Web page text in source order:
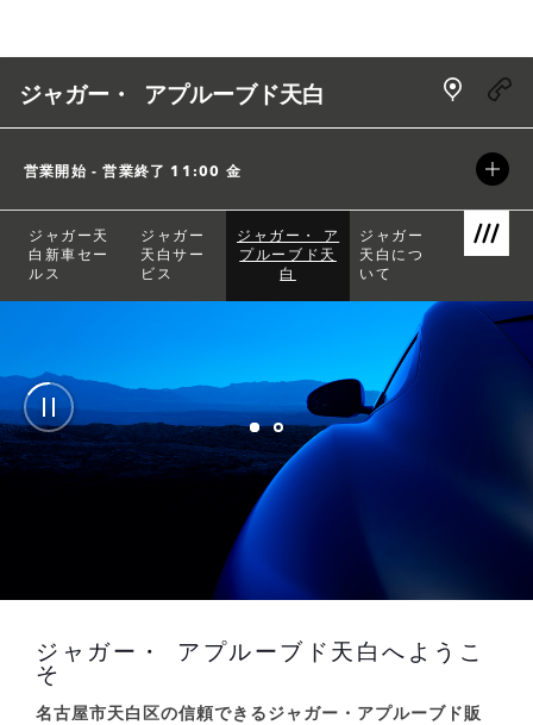
ジャガー・ アプルーブド天白 Link
営業開始 - 営業終了 11:00 金
ジャガー天
白新車セー
ルス
ジャガー
天白サー
ビス
ジャガー・ ア
プルーブド天
白
ジャガー
天白につ
いて
ジャガー・ アプルーブド天白へようこ
そ
名古屋市天白区の信頼できるジャガー・アプルーブド販